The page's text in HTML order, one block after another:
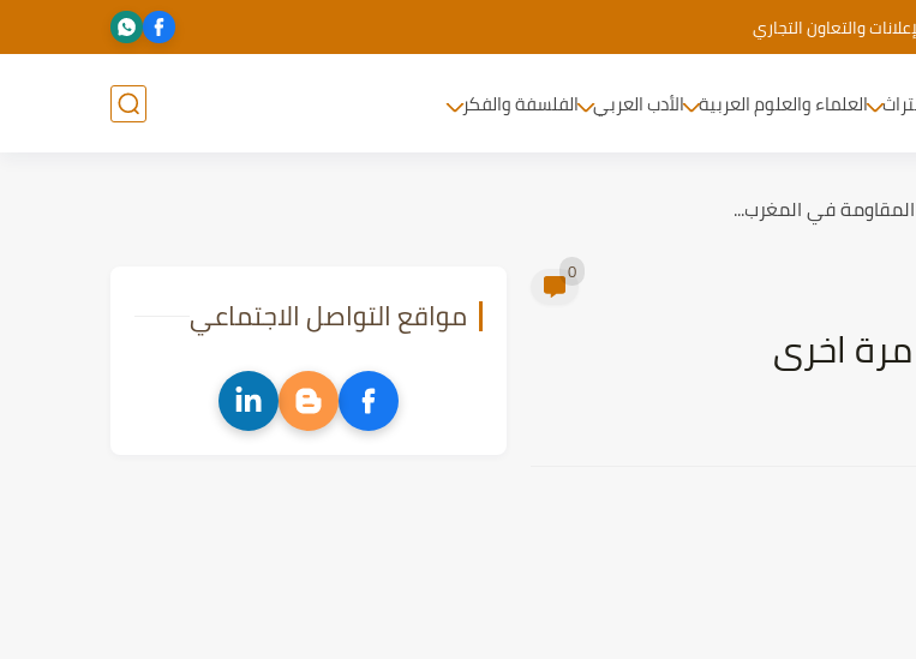
والتعاون التجاري
العلماء والعلوم العربية الأدب العربي الفلسفة والفكر
في المغرب...
0
مرة اخرى مواقع التواصل الاجتماعي